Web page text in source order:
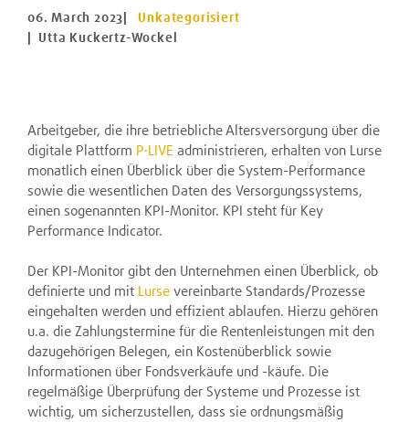
06. March 2023|
Unkategorisiert
| Utta Kuckertz-Wockel
Arbeitgeber, die ihre betriebliche Altersversorgung über die
digitale Plattform P·LIVE administrieren, erhalten von Lurse
monatlich einen Überblick über die System-Performance
sowie die wesentlichen Daten des Versorgungssystems,
einen sogenannten KPI-Monitor. KPI steht für Key
Performance Indicator.
Der KPI-Monitor gibt den Unternehmen einen Überblick, ob
definierte und mit Lurse vereinbarte Standards/Prozesse
eingehalten werden und effizient ablaufen. Hierzu gehören
u.a. die Zahlungstermine für die Rentenleistungen mit den
dazugehörigen Belegen, ein Kostenüberblick sowie
Informationen über Fondsverkäufe und -käufe. Die
regelmäßige Überprüfung der Systeme und Prozesse ist
wichtig, um sicherzustellen, dass sie ordnungsmäßig